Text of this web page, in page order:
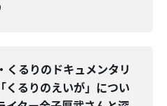
くるりのドキュメンタリ
くるりのえいが」につい